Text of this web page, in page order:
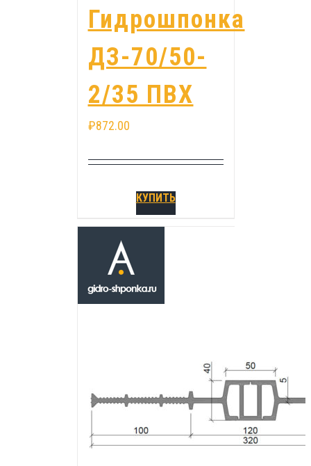
Гидрошпонка
ДЗ-70/50-
2/35 ПВХ
₽872.00
КУПИТЬ